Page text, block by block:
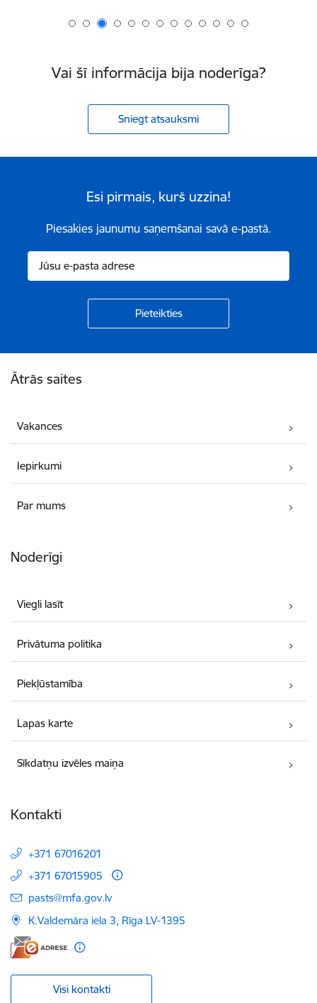
Vai šī informācija bija noderīga?
Sniegt atsauksmi
Esi pirmais, kurš uzzina!
Piesakies jaunumu saņemšanai savā e-pastā.
Ātrās saites
Vakances
Iepirkumi
Par mums
Noderīgi
Viegli lasīt
Privātuma politika
Piekļūstamība
Lapas karte
Sīkdatņu izvēles maiņa
Kontakti
+371 67016201
+371 67015905
E-pasts:
pasts@mfa.gov.lv
K.Valdemāra iela 3, Rīga LV-1395
Visi kontakti